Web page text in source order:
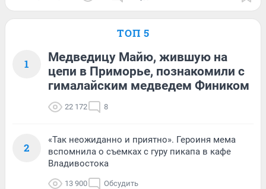
ТОП 5
1
Медведицу Майю, жившую на
цепи в Приморье, познакомили с
гималайским медведем Фиником
22 172 8
2
«Так неожиданно и приятно». Героиня мема
вспомнила о съемках с гуру пикапа в кафе
Владивостока
13 900 Обсудить